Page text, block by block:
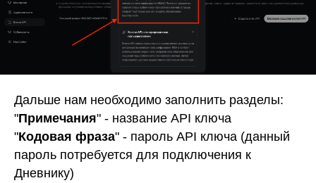
Дальше нам необходимо заполнить разделы:
"Примечания" - название API ключа
"Кодовая фраза" - пароль API ключа (данный
пароль потребуется для подключения к
Дневнику)